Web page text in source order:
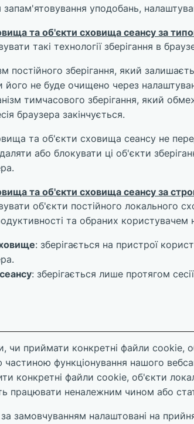
уподобань,
та об'єкти сховища сеансу за
такі технології зберігання в
постійного зберігання, який
його не буде очищено через
тимчасового зберігання, який
браузера закінчується.
та об'єкти сховища сеансу не
або блокувати ці об'єкти
та об'єкти сховища сеансу за
об'єкти постійного локального
та обраних
: зберігається на пристрої
: зберігається лише протягом
чи приймати конкретні файли cookie,
функціонування нашого
конкретні файли cookie, об'єкти
працювати неналежним чином або
за замовчуванням налаштовані на